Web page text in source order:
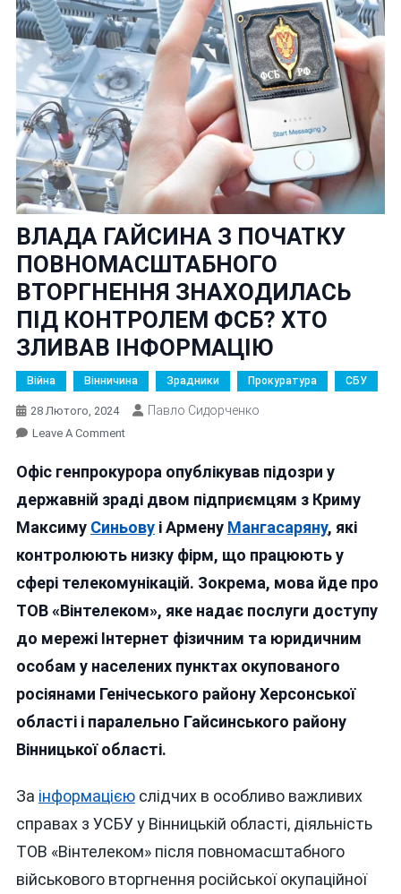
ВЛАДА ГАЙСИНА З ПОЧАТКУ
ПОВНОМАСШТАБНОГО
ВТОРГНЕННЯ ЗНАХОДИЛАСЬ
ПІД КОНТРОЛЕМ ФСБ? ХТО
ЗЛИВАВ ІНФОРМАЦІЮ
Війна Вінничина Зрадники Прокуратура СБУ
28 Лютого, 2024 Павло Сидорченко
Leave A CommentOn
ГАЙСИНА
З
ПОВНОМАСШТАБНОГО
ВТОРГНЕННЯ
ЗНАХОДИЛАСЬ
КОНТРОЛЕМ
ФСБ?
ІНФОРМАЦІЮ
Офіс генпрокурора опублікував підозри у
державній зраді двом підприємцям з Криму
Максиму Синьовуі Армену Мангасаряну, які
контролюють низку фірм, що працюють у
сфері телекомунікацій. Зокрема, мова йде про
ТОВ «Вінтелеком», яке надає послуги доступу
до мережі Інтернет фізичним та юридичним
особам у населених пунктах окупованого
росіянами Генічеського району Херсонської
області і паралельно Гайсинського району
Вінницької області.
За інформацієюслідчих в особливо важливих
справах з УСБУ у Вінницькій області, діяльність
ТОВ «Вінтелеком» після повномасштабного
військового вторгнення російської окупаційної